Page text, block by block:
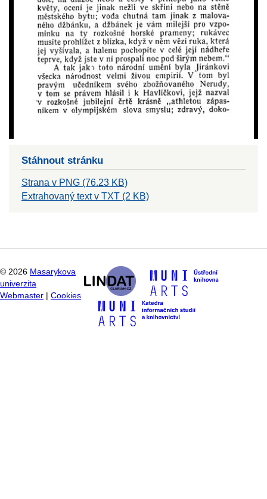
Stáhnout stránku
Strana v PNG (76.23 KB)
Extrahovaný text v TXT (2 KB)
© 2026 Masarykova
univerzita
Webmaster
Cookies